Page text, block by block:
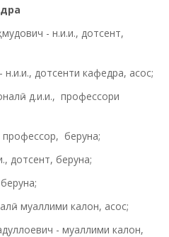
- н.и.и., дотсент,
н.и.и., дотсенти кафедра, асос;
- д.и.и., профессори
профессор, беруна;
дотсент, беруна;
- муаллими калон, асос;
- муаллими калон,